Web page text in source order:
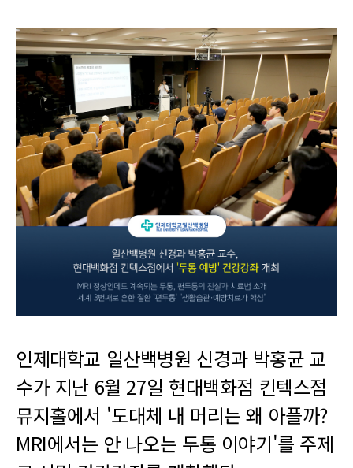
인제대학교 일산백병원 신경과 박홍균 교
수가 지난 6월 27일 현대백화점 킨텍스점
뮤지홀에서 '도대체 내 머리는 왜 아플까?
MRI에서는 안 나오는 두통 이야기'를 주제